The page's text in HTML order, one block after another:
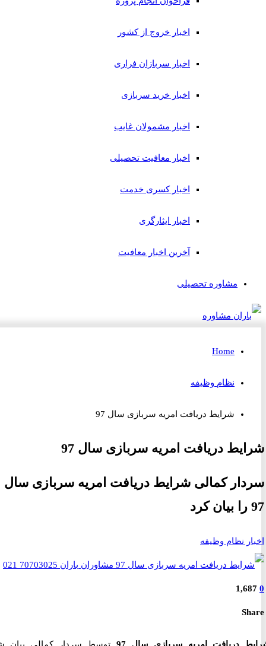
اخبار خروج از کشور
اخبار سربازان فراری
اخبار خرید سربازی
اخبار مشمولان غایب
اخبار معافیت تحصیلی
اخبار کسری خدمت
اخبار ایثارگری
آخرین اخبار معافیت
مشاوره تحصیلی
Home
نظام وظیفه
شرایط دریافت امریه سربازی سال 97
دریافت امریه سربازی سال 97
کمالی شرایط دریافت امریه سربازی سال
نظام وظیفه